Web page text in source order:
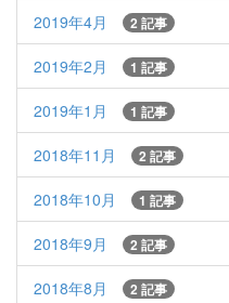
2019年4月 2 記事
2019年2月 1 記事
2019年1月 1 記事
2018年11月 2 記事
2018年10月 1 記事
2018年9月 2 記事
2018年8月 2 記事